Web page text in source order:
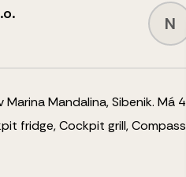
N
Mandalina, Sibenik. Má 4
fridge, Cockpit grill, Compass